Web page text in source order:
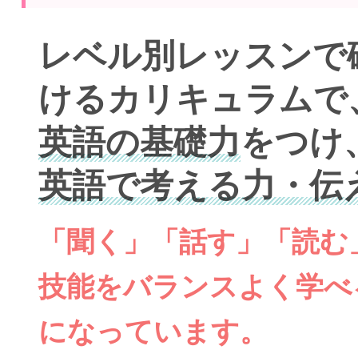
レベル別レッスン
けるカリキュラムで
英語の基礎力をつけ
英語で考える力・伝
「聞く」「話す」「読
技能をバランスよく学
になっています。